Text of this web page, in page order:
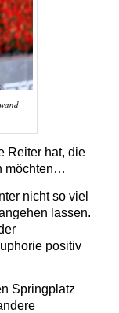
Reiter hat, die
möchten…
nicht so viel
lassen.
positiv
Springplatz